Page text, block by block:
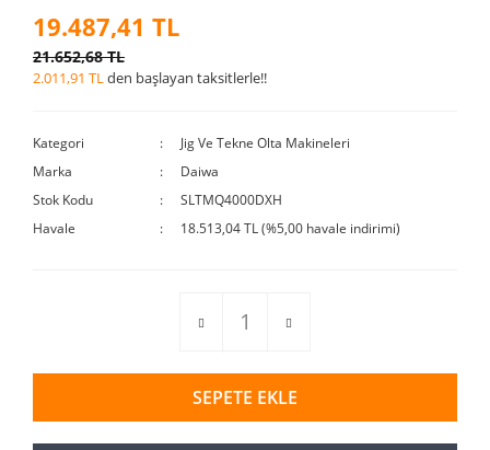
19.487,41 TL
21.652,68 TL
2.011,91 TLden başlayan taksitlerle!!
Kategori
Jig Ve Tekne Olta Makineleri
Marka
Daiwa
Stok Kodu
SLTMQ4000DXH
Havale
18.513,04 TL (%5,00 havale indirimi)
SEPETE EKLE